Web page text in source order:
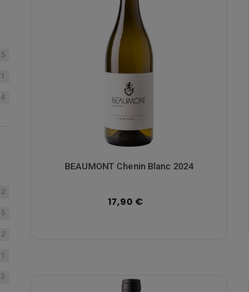
5
1
4
2
5
2
1
3
BEAUMONT Chenin Blanc 2024
17,90 €